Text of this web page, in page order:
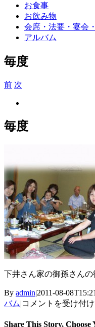
お食事
お飲み物
会席・法要・宴会
アルバム
毎度
前 次
Image
毎度
下井さん家の御孫さんの
By admin|2011-08-
バム|毎
は
コメントを受け付
Share This Story, Choose